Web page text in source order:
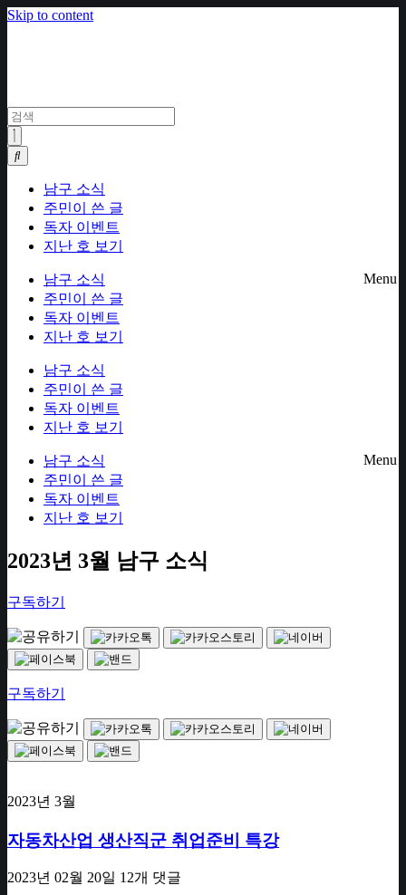
Skip to content
남구 소식
주민이 쓴 글
독자 이벤트
지난 호 보기
Menu
남구 소식
주민이 쓴 글
독자 이벤트
지난 호 보기
남구 소식
주민이 쓴 글
독자 이벤트
지난 호 보기
Menu
남구 소식
주민이 쓴 글
독자 이벤트
지난 호 보기
2023년 3월 남구 소식
구독하기
구독하기
2023년 3월
자동차산업 생산직군 취업준비 특강
2023년 02월 20일 12개 댓글